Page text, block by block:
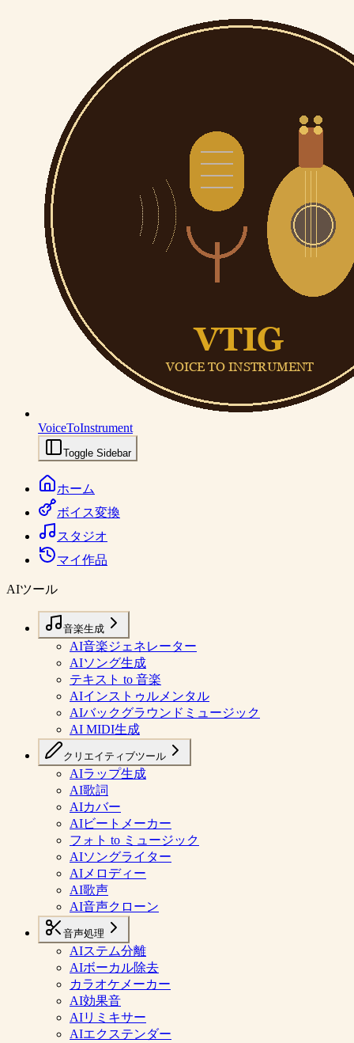
VoiceToInstrument
Toggle Sidebar
ホーム
ボイス変換
スタジオ
マイ作品
AIツール
音楽生成
AI音楽ジェネレーター
AIソング生成
テキスト to 音楽
AIインストゥルメンタル
AIバックグラウンドミュージック
AI MIDI生成
クリエイティブツール
AIラップ生成
AI歌詞
AIカバー
AIビートメーカー
フォト to ミュージック
AIソングライター
AIメロディー
AI歌声
AI音声クローン
音声処理
AIステム分離
AIボーカル除去
カラオケメーカー
AI効果音
AIリミキサー
AIエクステンダー